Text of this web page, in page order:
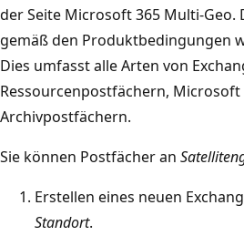
der Seite Microsoft 365 Multi-Geo.
gemäß den Produktbedingungen
Dies umfasst alle Arten von
Ressourcenpostfächern,
Archivpostfächern.
Sie können Postfächer an
Erstellen eines neuen
Standort.